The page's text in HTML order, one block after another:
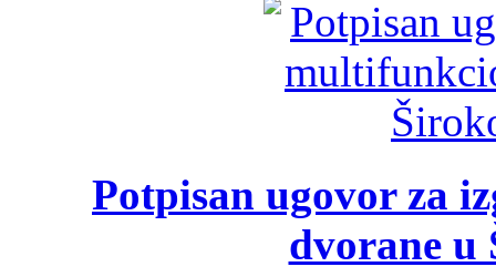
Potpisan ugovor za
dvorane u